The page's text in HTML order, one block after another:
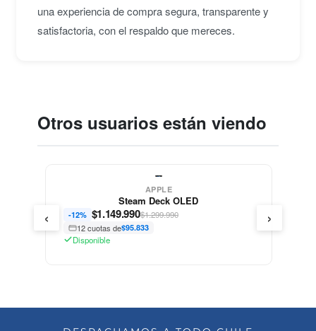
una experiencia de compra segura, transparente y
satisfactoria, con el respaldo que mereces.
Otros usuarios están viendo
APPLE
Steam Deck OLED
-12% $1.149.990$1.299.990
12 cuotas de$95.833
Disponible
‹ ›